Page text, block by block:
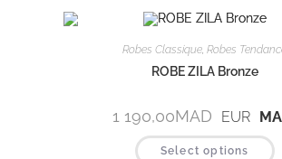
Robes Classique,Robes
ROBE ZILA Bronze
1 190,00MAD EUR
Select options